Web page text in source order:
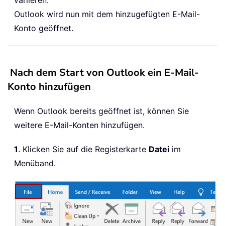
Outlook wird nun mit dem hinzugefügten E-Mail-
Konto geöffnet.
Nach dem Start von Outlook ein E-Mail-
Konto hinzufügen
Wenn Outlook bereits geöffnet ist, können Sie
weitere E-Mail-Konten hinzufügen.
1. Klicken Sie auf die Registerkarte Datei im
Menüband.